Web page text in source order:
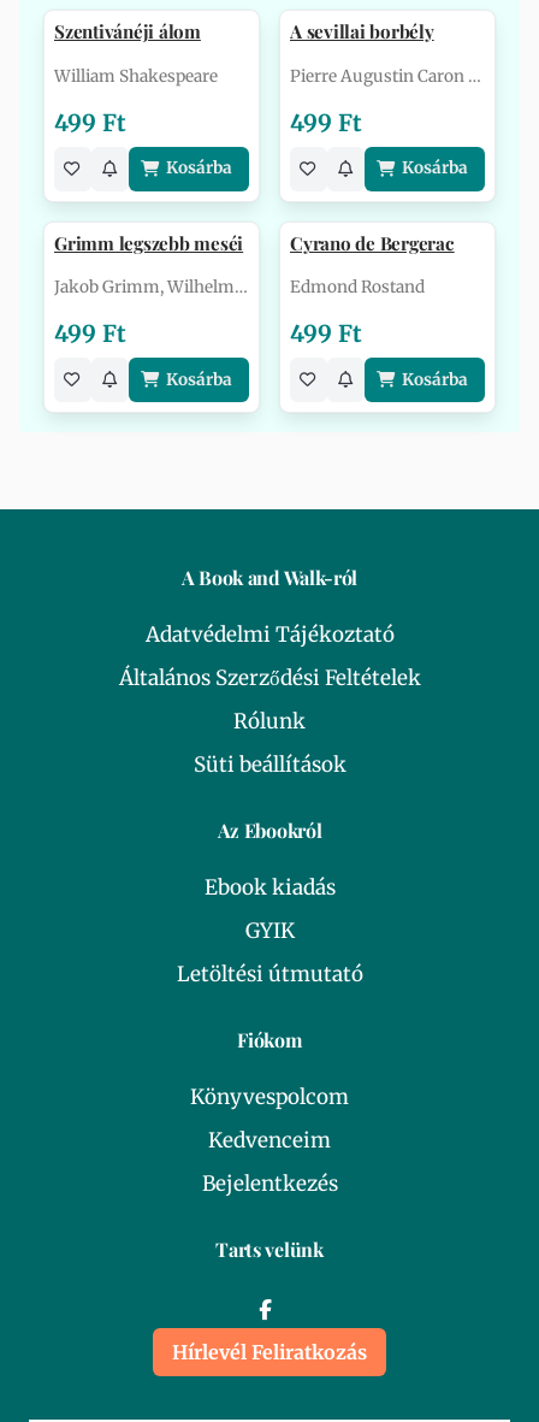
Szentivánéji álom
William Shakespeare
499 Ft
Kosárba
A sevillai borbély
Pierre Augustin Caron de Beaumarch…
499 Ft
Kosárba
Grimm legszebb meséi
Jakob Grimm, Wilhelm Grimm
499 Ft
Kosárba
Cyrano de Bergerac
Edmond Rostand
499 Ft
Kosárba
A Book and Walk-ról
Adatvédelmi Tájékoztató
Általános Szerződési Feltételek
Rólunk
Süti beállítások
Az Ebookról
Ebook kiadás
GYIK
Letöltési útmutató
Fiókom
Könyvespolcom
Kedvenceim
Bejelentkezés
Tarts velünk
Hírlevél Feliratkozás